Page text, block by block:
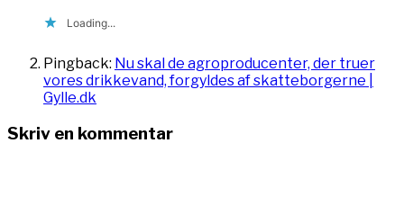
Loading...
Pingback: Nu skal de agroproducenter, der truer
vores drikkevand, forgyldes af skatteborgerne |
Gylle.dk
Skriv en kommentar